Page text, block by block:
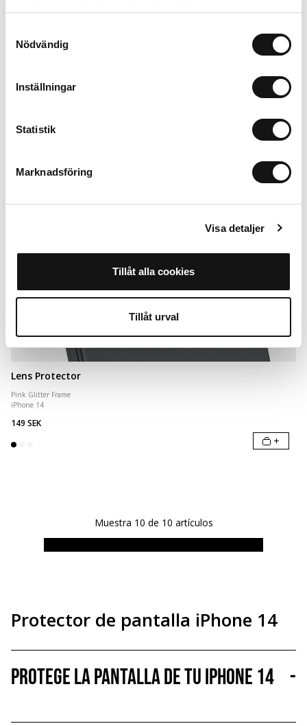
samlat in när du har använt deras tjänster.
Nödvändig
Inställningar
Statistik
Marknadsföring
Visa detaljer
Tillåt alla cookies
Tillåt urval
Lens Protector
Pink Glitter Frame
iPhone 14
149 SEK
+
Muestra 10 de 10 artículos
Protector de pantalla iPhone 14
Protege la pantalla de tu iPhone 14 -